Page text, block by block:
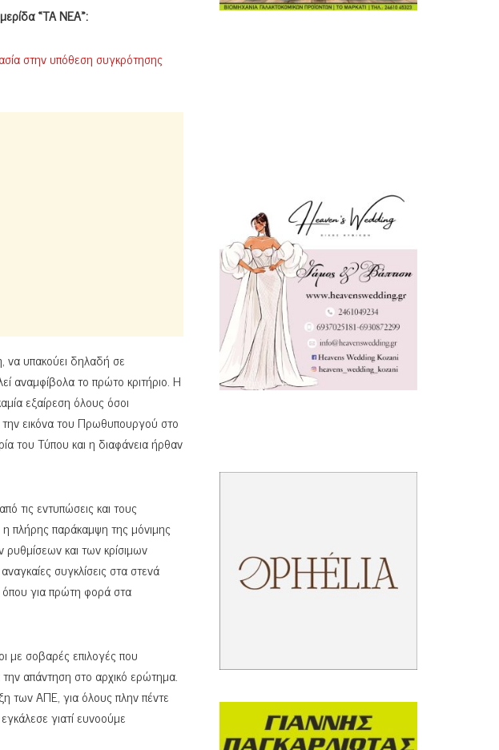
«ΤΑ ΝΕΑ»:
στην υπόθεση συγκρότησης
να υπακούει δηλαδή σε
αναμφίβολα το πρώτο κριτήριο. Η
εξαίρεση όλους όσοι
εικόνα του Πρωθυπουργού στο
του Τύπου και η διαφάνεια ήρθαν
τις εντυπώσεις και τους
η πλήρης παράκαμψη της μόνιμης
και των κρίσιμων
συγκλίσεις στα στενά
όπου για πρώτη φορά στα
με σοβαρές επιλογές που
την απάντηση στο αρχικό ερώτημα.
των ΑΠΕ, για όλους πλην πέντε
γιατί ευνοούμε